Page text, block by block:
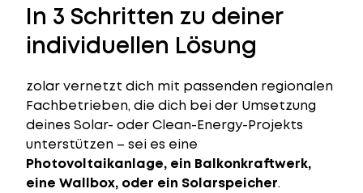
In 3 Schritten zu deiner
individuellen Lösung
zolar vernetzt dich mit passenden regionalen
Fachbetrieben, die dich bei der Umsetzung
deines Solar- oder Clean-Energy-Projekts
unterstützen – sei es eine
Photovoltaikanlage, ein Balkonkraftwerk,
eine Wallbox, oder ein Solarspeicher.